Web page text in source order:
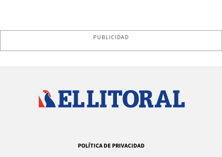
PUBLICIDAD
POLÍTICA DE PRIVACIDAD